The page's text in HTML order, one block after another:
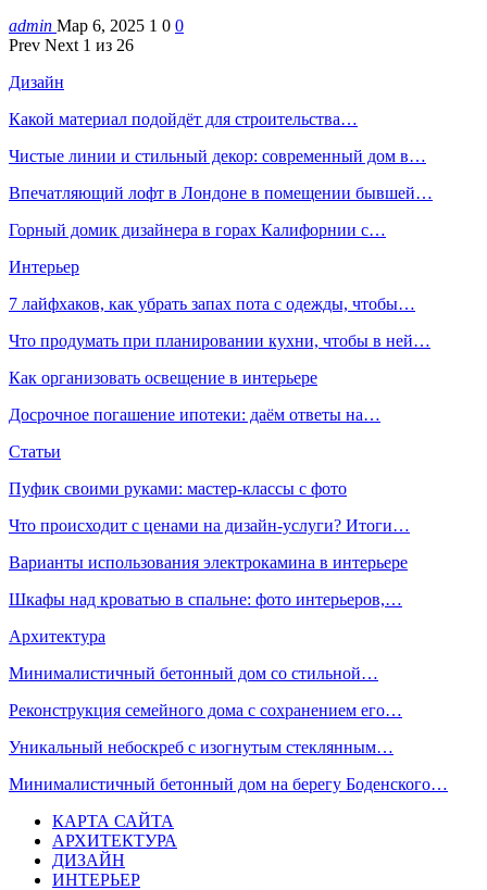
admin Мар 6, 2025 1 0 0
Prev Next 1 из 26
Дизайн
Какой материал подойдёт для строительства…
Чистые линии и стильный декор: современный дом в…
Впечатляющий лофт в Лондоне в помещении бывшей…
Горный домик дизайнера в горах Калифорнии с…
Интерьер
7 лайфхаков, как убрать запах пота с одежды, чтобы…
Что продумать при планировании кухни, чтобы в ней…
Как организовать освещение в интерьере
Досрочное погашение ипотеки: даём ответы на…
Статьи
Пуфик своими руками: мастер-классы с фото
Что происходит с ценами на дизайн-услуги? Итоги…
Варианты использования электрокамина в интерьере
Шкафы над кроватью в спальне: фото интерьеров,…
Архитектура
Минималистичный бетонный дом со стильной…
Реконструкция семейного дома с сохранением его…
Уникальный небоскреб с изогнутым стеклянным…
Минималистичный бетонный дом на берегу Боденского…
КАРТА САЙТА
АРХИТЕКТУРА
ДИЗАЙН
ИНТЕРЬЕР